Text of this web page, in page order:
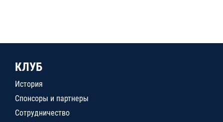
КЛУБ
История
Спонсоры и партнеры
Сотрудничество